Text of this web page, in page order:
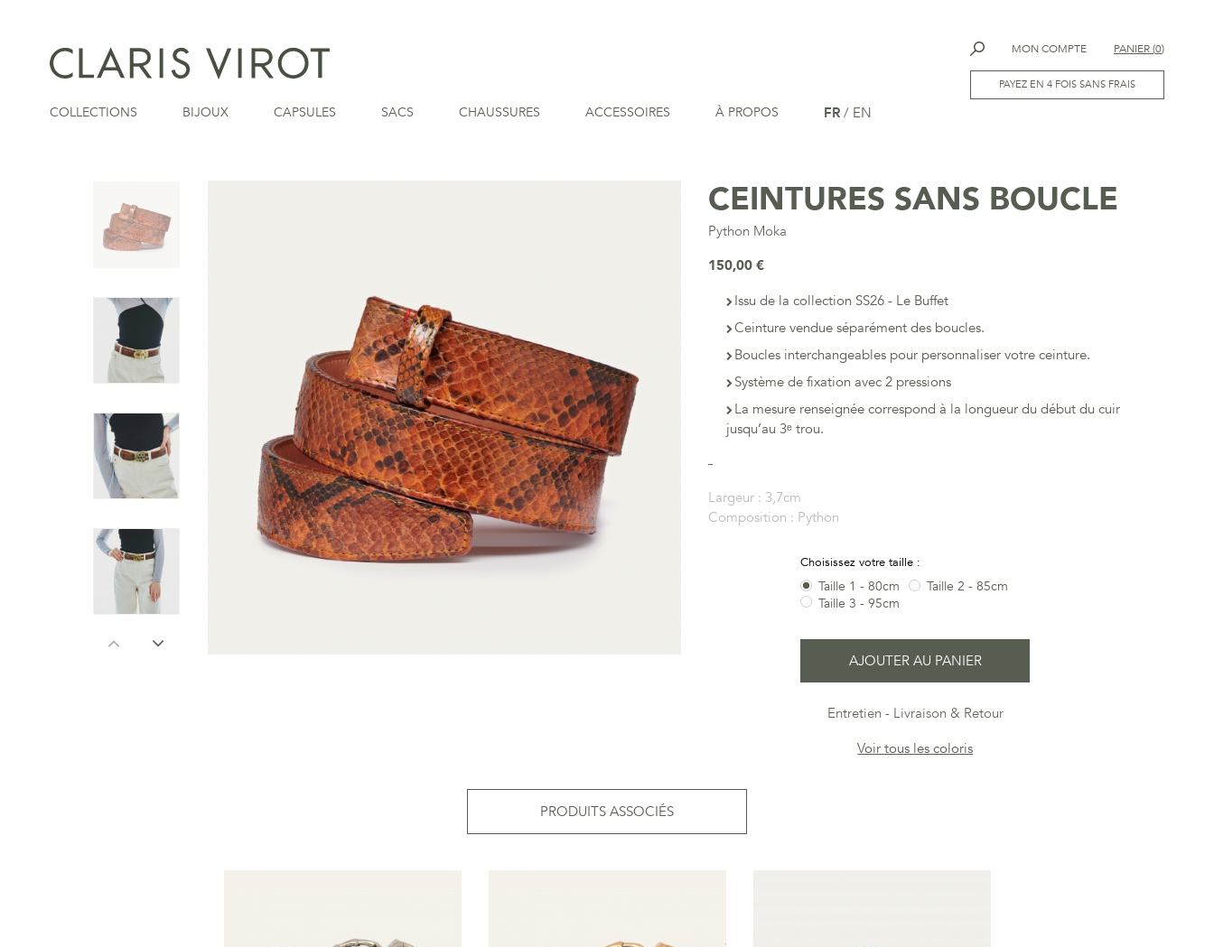
MON COMPTE PANIER(0)
PAYEZ EN 4 FOIS SANS FRAIS
COLLECTIONS BIJOUX CAPSULES SACS CHAUSSURES ACCESSOIRES À PROPOS FR / EN
CEINTURES SANS BOUCLE
Python Moka
150,00 €
Issu de la collection SS26 - Le Buffet
Ceinture vendue séparément des boucles.
Boucles interchangeables pour personnaliser votre ceinture.
Système de fixation avec 2 pressions
La mesure renseignée correspond à la longueur du début du cuir
jusqu’au 3ᵉ trou.
Largeur : 3,7cm
Composition : Python
Choisissez votre taille :
Taille 1 - 80cm
Taille 2 - 85cm
Taille 3 - 95cm
AJOUTER AU PANIER
Entretien
Livraison & Retour
Voir tous les coloris
PRODUITS ASSOCIÉS